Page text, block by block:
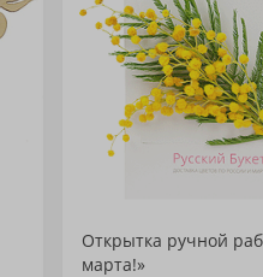
Открытка ручной
марта!»